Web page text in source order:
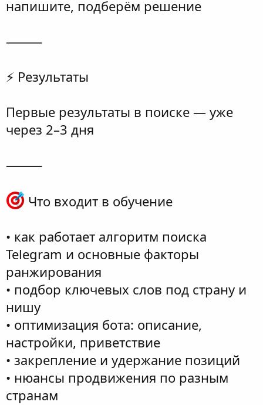
напишите, подберём решение
⸻
⚡️ Результаты
Первые результаты в поиске — уже
через 2–3 дня
⸻
Что входит в обучение
• как работает алгоритм поиска
Telegram и основные факторы
ранжирования
• подбор ключевых слов под страну и
нишу
• оптимизация бота: описание,
настройки, приветствие
• закрепление и удержание позиций
• нюансы продвижения по разным
странам